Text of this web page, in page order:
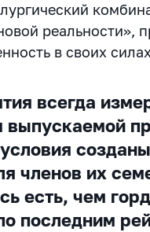
реальности»,
в своих
всегда
выпускаемой
членов их
есть, чем
последним